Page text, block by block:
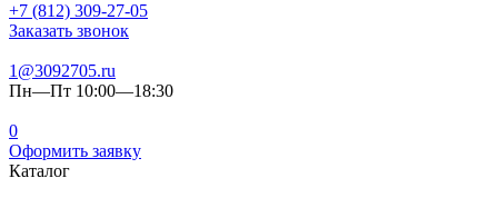
+7 (812) 309-27-05
Заказать звонок
1@3092705.ru
Пн—Пт 10:00—18:30
0
Оформить заявку
Каталог